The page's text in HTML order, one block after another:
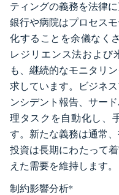
ティングの義務を法律
銀行や病院はプロセス
化することを余儀なく
レジリエンス法および
も、継続的なモニタリ
求しています。ビジネ
ンシデント報告、サー
理タスクを自動化し、
す。新たな義務は通常
投資は長期にわたって
えた需要を維持します。
制約影響分析*